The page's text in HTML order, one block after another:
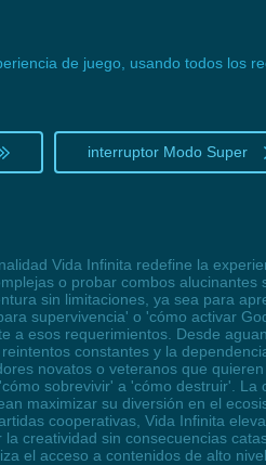
de juego, usando todos los
interruptor Modo Super
Vida Infinita redefine la
o probar combos alucinantes
sin limitaciones, ya sea para
supervivencia' o 'cómo activar
a esos requerimientos. Desde
constantes y la
novatos o veteranos que
sobrevivir' a 'cómo destruir'. La
maximizar su diversión en el
cooperativas, Vida Infinita
creatividad sin consecuencias
el acceso a contenidos de alto